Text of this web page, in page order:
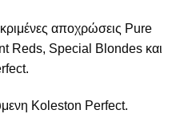
αποχρώσεις Pure
Reds, Special Blondes και
Koleston Perfect.